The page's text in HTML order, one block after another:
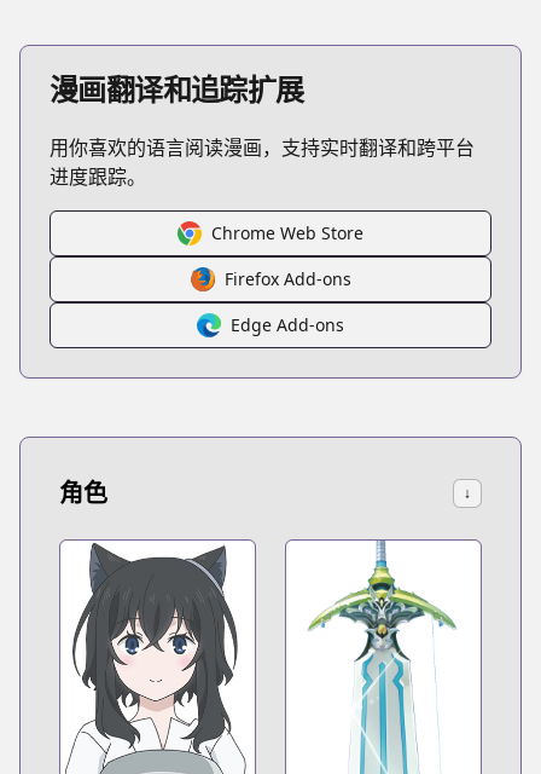
漫画翻译和追踪扩展
用你喜欢的语言阅读漫画，支持实时翻译和跨平台
进度跟踪。
Chrome Web Store
Firefox Add-ons
Edge Add-ons
角色 ↓